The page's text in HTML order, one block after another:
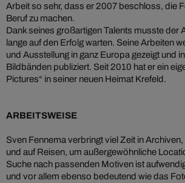
Arbeit so sehr, dass er 2007 beschloss, die
Beruf zu machen.
Dank seines großartigen Talents musste der
lange auf den Erfolg warten. Seine Arbeiten
und Ausstellung in ganz Europa gezeigt und
Bildbänden publiziert. Seit 2010 hat er ein
Pictures“ in seiner neuen Heimat Krefeld.
ARBEITSWEISE
Sven Fennema verbringt viel Zeit in
und auf Reisen, um außergewöhnliche
Suche nach passenden Motiven ist
und vor allem ebenso bedeutend wie das